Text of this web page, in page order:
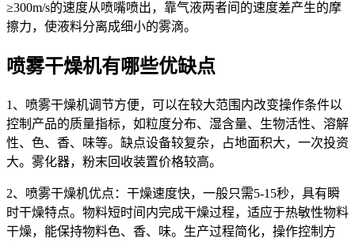
≥300m/s的速度从喷嘴喷出，靠气液两者间的速度差产生的摩
擦力，使液料分离成细小的雾滴。
喷雾干燥机有哪些优缺点
1、喷雾干燥机调节方便，可以在较大范围内改变操作条件以
控制产品的质量指标，如粒度分布、湿含量、生物活性、溶解
性、色、香、味等。缺点设备较复杂，占地面积大，一次投资
大。雾化器，粉末回收装置价格较高。
2、喷雾干燥机优点：干燥速度快，一般只需5-15秒，具有瞬
时干燥特点。物料短时间内完成干燥过程，适应于热敏性物料
干燥，能保持物料色、香、味。生产过程简化，操作控制方